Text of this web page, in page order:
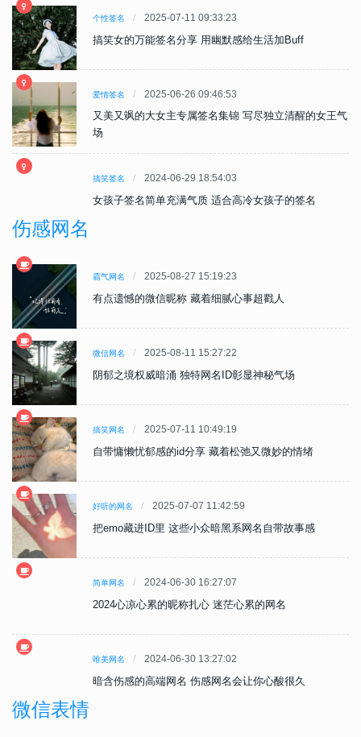
个性签名 2025-07-11 09:33:23
搞笑女的万能签名分享 用幽默感给生活加Buff
爱情签名 2025-06-26 09:46:53
又美又飒的大女主专属签名集锦 写尽独立清醒的女王气
场
搞笑签名 2024-06-29 18:54:03
女孩子签名简单充满气质 适合高冷女孩子的签名
伤感网名
霸气网名 2025-08-27 15:19:23
有点遗憾的微信昵称 藏着细腻心事超戳人
微信网名 2025-08-11 15:27:22
阴郁之境权威暗涌 独特网名ID彰显神秘气场
搞笑网名 2025-07-11 10:49:19
自带慵懒忧郁感的id分享 藏着松弛又微妙的情绪
好听的网名 2025-07-07 11:42:59
把emo藏进ID里 这些小众暗黑系网名自带故事感
简单网名 2024-06-30 16:27:07
2024心凉心累的昵称扎心 迷茫心累的网名
唯美网名 2024-06-30 13:27:02
暗含伤感的高端网名 伤感网名会让你心酸很久
微信表情